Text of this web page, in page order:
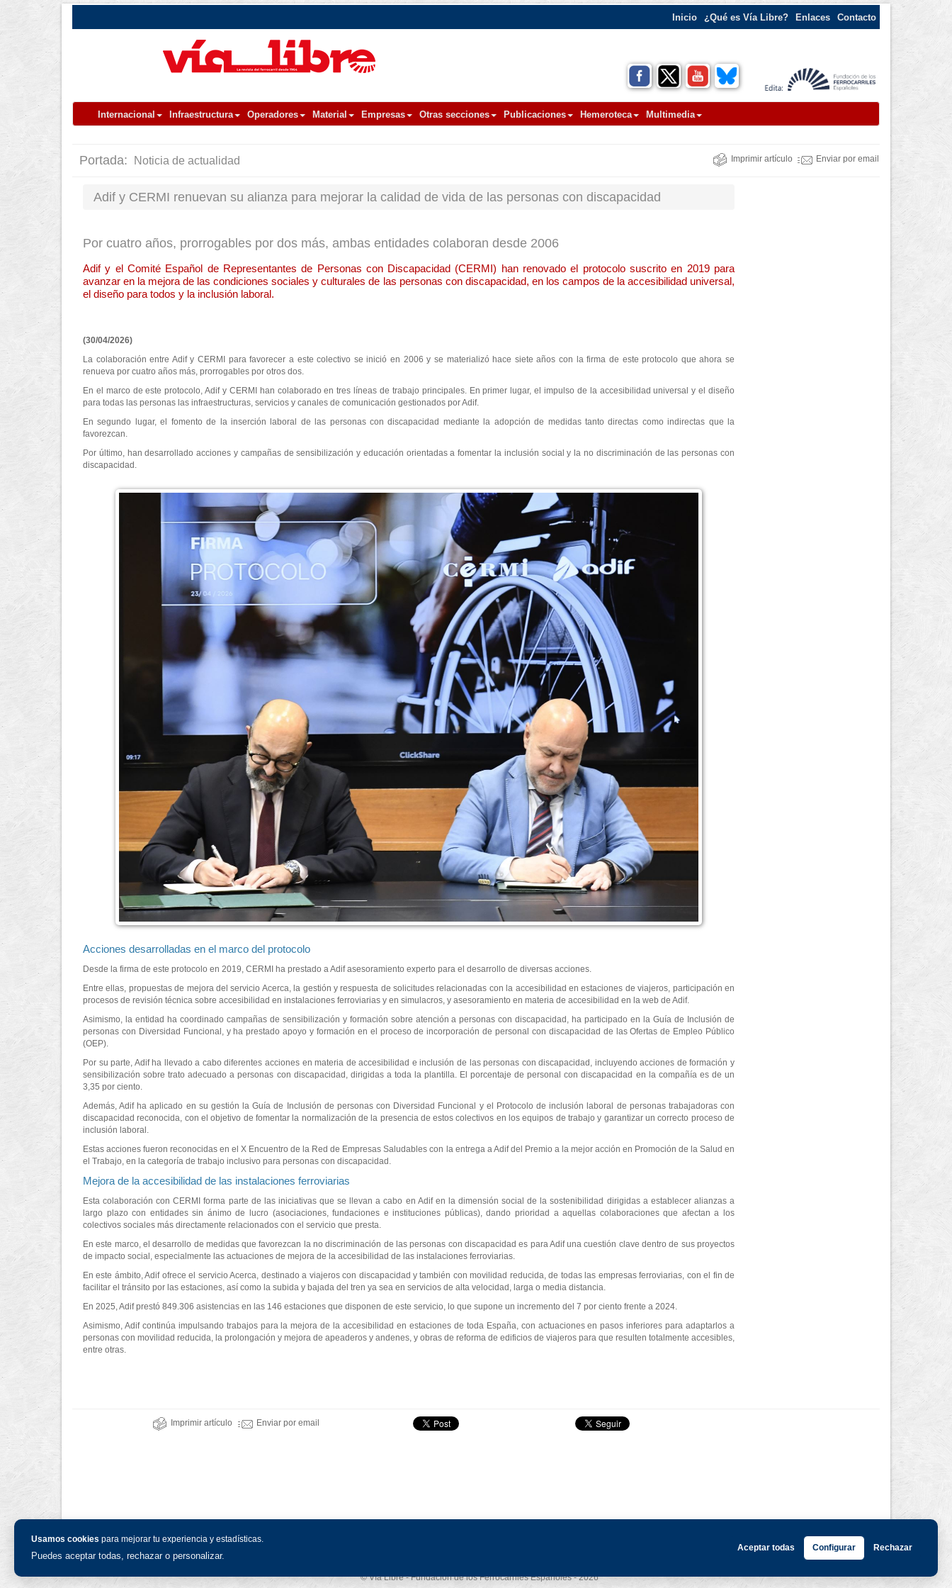
Usamos cookies para mejorar tu experiencia y estadísticas.
Puedes aceptar todas, rechazar o personalizar.
Aceptar todas Configurar Rechazar
Inicio ¿Qué es Vía Libre? Enlaces Contacto
Internacional Infraestructura Operadores Material Empresas Otras secciones Publicaciones Hemeroteca Multimedia
Portada: Noticia de actualidad Imprimir artículo Enviar por email
Adif y CERMI renuevan su alianza para mejorar la calidad de vida de las personas con discapacidad
Por cuatro años, prorrogables por dos más, ambas entidades colaboran desde 2006
Adif y el Comité Español de Representantes de Personas con Discapacidad (CERMI) han renovado el protocolo suscrito en 2019 para
avanzar en la mejora de las condiciones sociales y culturales de las personas con discapacidad, en los campos de la accesibilidad universal,
el diseño para todos y la inclusión laboral.
(30/04/2026)
La colaboración entre Adif y CERMI para favorecer a este colectivo se inició en 2006 y se materializó hace siete años con la firma de este protocolo que ahora se
renueva por cuatro años más, prorrogables por otros dos.
En el marco de este protocolo, Adif y CERMI han colaborado en tres líneas de trabajo principales. En primer lugar, el impulso de la accesibilidad universal y el diseño
para todas las personas las infraestructuras, servicios y canales de comunicación gestionados por Adif.
En segundo lugar, el fomento de la inserción laboral de las personas con discapacidad mediante la adopción de medidas tanto directas como indirectas que la
favorezcan.
Por último, han desarrollado acciones y campañas de sensibilización y educación orientadas a fomentar la inclusión social y la no discriminación de las personas con
discapacidad.
Acciones desarrolladas en el marco del protocolo
Desde la firma de este protocolo en 2019, CERMI ha prestado a Adif asesoramiento experto para el desarrollo de diversas acciones.
Entre ellas, propuestas de mejora del servicio Acerca, la gestión y respuesta de solicitudes relacionadas con la accesibilidad en estaciones de viajeros, participación en
procesos de revisión técnica sobre accesibilidad en instalaciones ferroviarias y en simulacros, y asesoramiento en materia de accesibilidad en la web de Adif.
Asimismo, la entidad ha coordinado campañas de sensibilización y formación sobre atención a personas con discapacidad, ha participado en la Guía de Inclusión de
personas con Diversidad Funcional, y ha prestado apoyo y formación en el proceso de incorporación de personal con discapacidad de las Ofertas de Empleo Público
(OEP).
Por su parte, Adif ha llevado a cabo diferentes acciones en materia de accesibilidad e inclusión de las personas con discapacidad, incluyendo acciones de formación y
sensibilización sobre trato adecuado a personas con discapacidad, dirigidas a toda la plantilla. El porcentaje de personal con discapacidad en la compañía es de un
3,35 por ciento.
Además, Adif ha aplicado en su gestión la Guía de Inclusión de personas con Diversidad Funcional y el Protocolo de inclusión laboral de personas trabajadoras con
discapacidad reconocida, con el objetivo de fomentar la normalización de la presencia de estos colectivos en los equipos de trabajo y garantizar un correcto proceso de
inclusión laboral.
Estas acciones fueron reconocidas en el X Encuentro de la Red de Empresas Saludables con la entrega a Adif del Premio a la mejor acción en Promoción de la Salud en
el Trabajo, en la categoría de trabajo inclusivo para personas con discapacidad.
Mejora de la accesibilidad de las instalaciones ferroviarias
Esta colaboración con CERMI forma parte de las iniciativas que se llevan a cabo en Adif en la dimensión social de la sostenibilidad dirigidas a establecer alianzas a
largo plazo con entidades sin ánimo de lucro (asociaciones, fundaciones e instituciones públicas), dando prioridad a aquellas colaboraciones que afectan a los
colectivos sociales más directamente relacionados con el servicio que presta.
En este marco, el desarrollo de medidas que favorezcan la no discriminación de las personas con discapacidad es para Adif una cuestión clave dentro de sus proyectos
de impacto social, especialmente las actuaciones de mejora de la accesibilidad de las instalaciones ferroviarias.
En este ámbito, Adif ofrece el servicio Acerca, destinado a viajeros con discapacidad y también con movilidad reducida, de todas las empresas ferroviarias, con el fin de
facilitar el tránsito por las estaciones, así como la subida y bajada del tren ya sea en servicios de alta velocidad, larga o media distancia.
En 2025, Adif prestó 849.306 asistencias en las 146 estaciones que disponen de este servicio, lo que supone un incremento del 7 por ciento frente a 2024.
Asimismo, Adif continúa impulsando trabajos para la mejora de la accesibilidad en estaciones de toda España, con actuaciones en pasos inferiores para adaptarlos a
personas con movilidad reducida, la prolongación y mejora de apeaderos y andenes, y obras de reforma de edificios de viajeros para que resulten totalmente accesibles,
entre otras.
Imprimir artículo Enviar por email
© Vía Libre - Fundación de los Ferrocarriles Españoles - 2026